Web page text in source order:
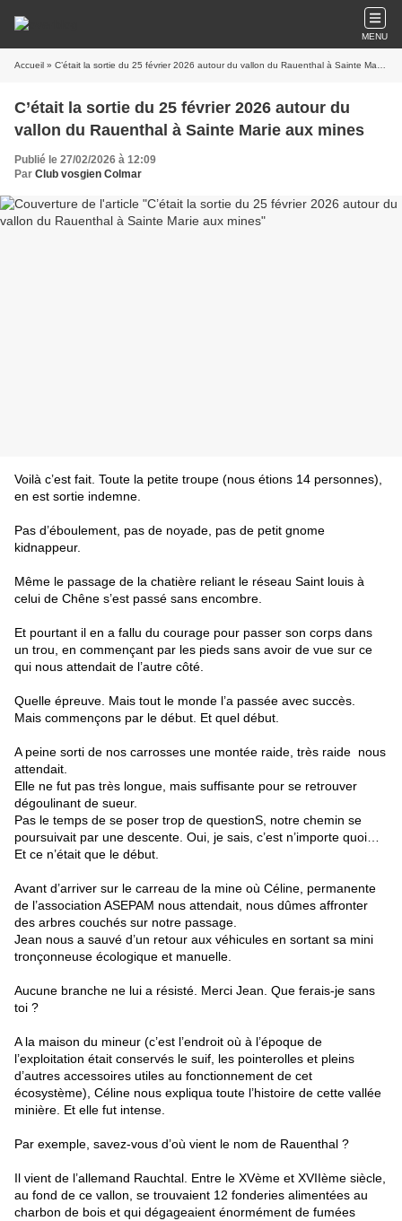
MENU
Accueil » C’était la sortie du 25 février 2026 autour du vallon du Rauenthal à Sainte Marie aux mines
C’était la sortie du 25 février 2026 autour du
vallon du Rauenthal à Sainte Marie aux mines
Publié le 27/02/2026 à 12:09
Par Club vosgien Colmar
Voilà c’est fait. Toute la petite troupe (nous étions 14 personnes),
en est sortie indemne.
Pas d’éboulement, pas de noyade, pas de petit gnome
kidnappeur.
Même le passage de la chatière reliant le réseau Saint louis à
celui de Chêne s’est passé sans encombre.
Et pourtant il en a fallu du courage pour passer son corps dans
un trou, en commençant par les pieds sans avoir de vue sur ce
qui nous attendait de l’autre côté.
Quelle épreuve. Mais tout le monde l’a passée avec succès.
Mais commençons par le début. Et quel début.
A peine sorti de nos carrosses une montée raide, très raide  nous
attendait.
Elle ne fut pas très longue, mais suffisante pour se retrouver
dégoulinant de sueur.
Pas le temps de se poser trop de questionS, notre chemin se
Et ce n’était que le début.
Avant d’arriver sur le carreau de la mine où Céline, permanente
de l’association ASEPAM nous attendait, nous dûmes affronter
des arbres couchés sur notre passage.
Jean nous a sauvé d’un retour aux véhicules en sortant sa mini
tronçonneuse écologique et manuelle.
Aucune branche ne lui a résisté. Merci Jean. Que ferais-je sans
toi ?
A la maison du mineur (c’est l’endroit où à l’époque de
l’exploitation était conservés le suif, les pointerolles et pleins
d’autres accessoires utiles au fonctionnement de cet
écosystème), Céline nous expliqua toute l’histoire de cette vallée
minière. Et elle fut intense.
Par exemple, savez-vous d’où vient le nom de Rauenthal ?
Il vient de l’allemand Rauchtal. Entre le XVème et XVIIème siècle,
au fond de ce vallon, se trouvaient 12 fonderies alimentées au
charbon de bois et qui dégageaient énormément de fumées